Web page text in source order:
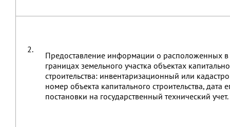
2.
Предоставление информации о расположенных в
границах земельного участка объектах
строительства: инвентаризационный или
номер объекта капитального строительства, дата
постановки на государственный технический учет.